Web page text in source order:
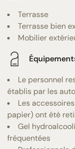
Terrasse
Terrasse bien
Mobilier
Le personnel
établis par les
Les
papier) ont été
Gel
fréquentées